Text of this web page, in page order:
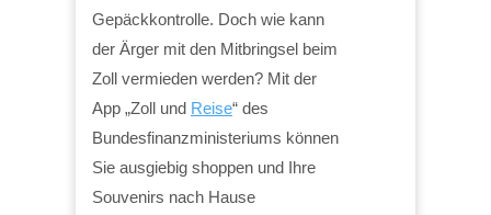
Gepäckkontrolle. Doch wie kann
der Ärger mit den Mitbringsel beim
Zoll vermieden werden? Mit der
App „Zoll und Reise“ des
Bundesfinanzministeriums können
Sie ausgiebig shoppen und Ihre
Souvenirs nach Hause